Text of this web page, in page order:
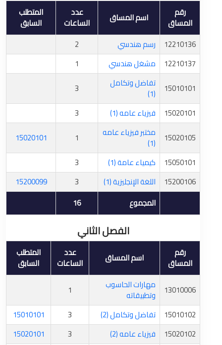
رقم
المساق اسم المساق عدد
الساعات
المتطلب
السابق
12210136
رسم هندسي
2
12210137
مشغل هندسي
1
15010101
تفاضل وتكامل
(1)
3
15020101
فيزياء عامه (1)
3
15020105
مختبر فيزياء عامه
(1)
1
15020101
15050101
كيمياء عامة (1)
3
15200106
اللغة الإنجليزية (1) 3
15200099
المجموع
16
الفصل الثاني
رقم
المساق اسم المساق عدد
الساعات
المتطلب
السابق
13010006
مهارات الحاسوب
وتطبيقاته
1
15010102
تفاضل وتكامل (2) 3
15010101
15020102
فيزياء عامه (2) 3
15020101